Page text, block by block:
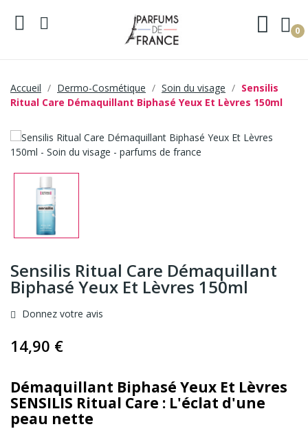
0
Accueil Dermo-Cosmétique Soin du visage
Sensilis
Ritual Care Démaquillant Biphasé Yeux Et Lèvres 150ml
Sensilis Ritual Care Démaquillant
Biphasé Yeux Et Lèvres 150ml
Donnez votre avis
14,90 €
Démaquillant Biphasé Yeux Et Lèvres
SENSILIS Ritual Care : L'éclat d'une
peau nette